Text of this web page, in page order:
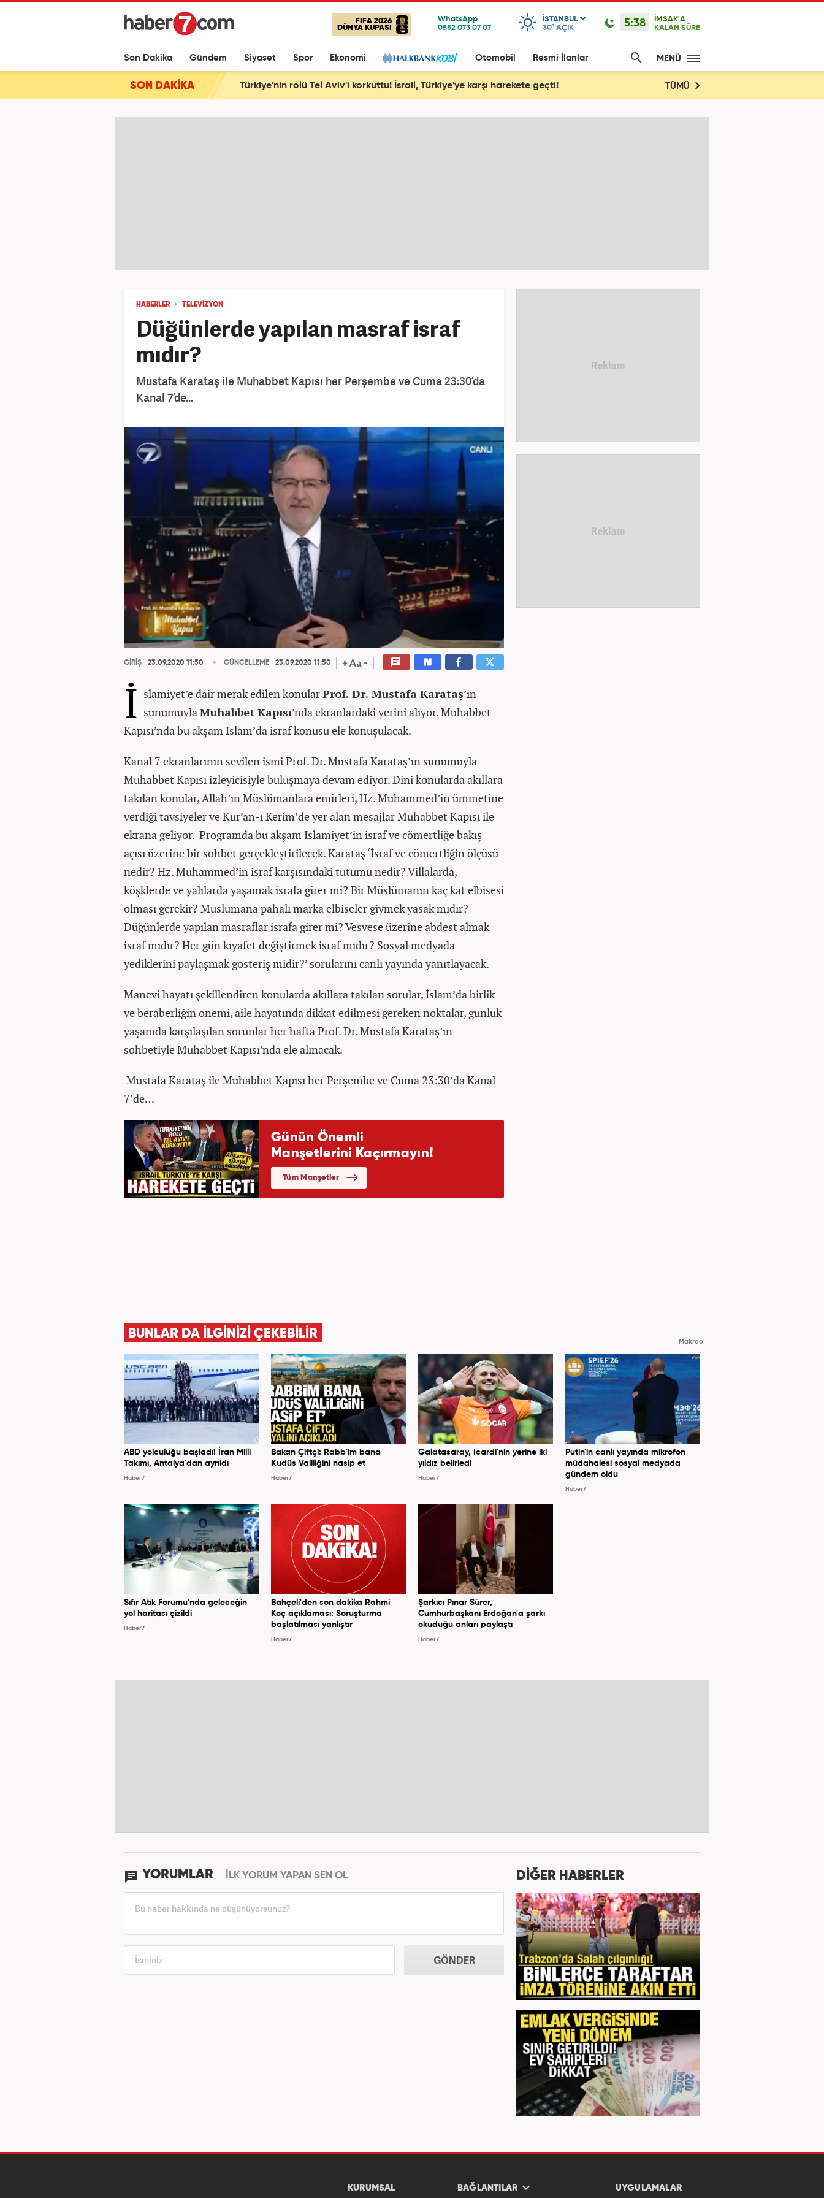
FIFA 2026
DÜNYA KUPASI
ISTANBUL
30° AÇIK 5:38
İMSAK'A
KALAN SÜRE
Son Dakika Gündem Siyaset Spor Ekonomi Otomobil Resmi İlanlar MENÜ
SON DAKİKA Türkiye'nin rolü Tel Aviv'i korkuttu! İsrail, Türkiye'ye karşı harekete geçti! TÜMÜ
HABERLER TELEVIZYON
Düğünlerde yapılan masraf israf
mıdır?
Mustafa Karataş ile Muhabbet Kapısı her Perşembe ve Cuma 23:30’da
Kanal 7’de…
GİRİŞ 23.09.2020 11:50 GÜNCELLEME 23.09.2020 11:50
İ slamiyet’e dair merak edilen konularProf. Dr. Mustafa Karataş’ın
sunumuylaMuhabbet Kapısı’nda ekranlardaki yerini alıyor. Muhabbet
Kapısı’nda bu akşam İslam’da israf konusu ele konuşulacak.
Kanal 7 ekranlarının sevilen ismi Prof. Dr. Mustafa Karataş’ın sunumuyla
Muhabbet Kapısı izleyicisiyle buluşmaya devam ediyor. Dini konularda akıllara
takılan konular, Allah’ın Müslümanlara emirleri, Hz. Muhammed’in ümmetine
verdiği tavsiyeler ve Kur’an-ı Kerim’de yer alan mesajlar Muhabbet Kapısı ile
ekrana geliyor. Programda bu akşam İslamiyet’in israf ve cömertliğe bakış
açısı üzerine bir sohbet gerçekleştirilecek. Karataş ‘İsraf ve cömertliğin ölçüsü
nedir? Hz. Muhammed’in israf karşısındaki tutumu nedir? Villalarda,
köşklerde ve yalılarda yaşamak israfa girer mi? Bir Müslümanın kaç kat elbisesi
olması gerekir? Müslümana pahalı marka elbiseler giymek yasak mıdır?
Düğünlerde yapılan masraflar israfa girer mi? Vesvese üzerine abdest almak
israf mıdır? Her gün kıyafet değiştirmek israf mıdır? Sosyal medyada
yediklerini paylaşmak gösteriş midir?’ sorularını canlı yayında yanıtlayacak.
Manevi hayatı şekillendiren konularda akıllara takılan sorular, İslam’da birlik
ve beraberliğin önemi, aile hayatında dikkat edilmesi gereken noktalar, günlük
yaşamda karşılaşılan sorunlar her hafta Prof. Dr. Mustafa Karataş’ın
sohbetiyle Muhabbet Kapısı’nda ele alınacak.
Mustafa Karataş ile Muhabbet Kapısı her Perşembe ve Cuma 23:30’da Kanal
7’de…
BUNLAR DA İLGİNİZİ ÇEKEBİLİR
Makroo
ABD yolculuğu başladı! İran Milli
Takımı, Antalya'dan ayrıldı
Haber7
Bakan Çiftçi: Rabb'im bana
Kudüs Valiliğini nasip et
Haber7
Galatasaray, Icardi'nin yerine iki
yıldız belirledi
Haber7
Putin'in canlı yayında mikrofon
müdahalesi sosyal medyada
gündem oldu
Haber7
Sıfır Atık Forumu'nda geleceğin
yol haritası çizildi
Haber7
Bahçeli'den son dakika Rahmi
Koç açıklaması: Soruşturma
başlatılması yanlıştır
Haber7
Şarkıcı Pınar Sürer,
Cumhurbaşkanı Erdoğan'a şarkı
okuduğu anları paylaştı
Haber7
YORUMLAR İLK YORUM YAPAN SEN OL
GÖNDER
DİĞER HABERLER
KURUMSAL BAĞLANTILAR UYGULAMALAR